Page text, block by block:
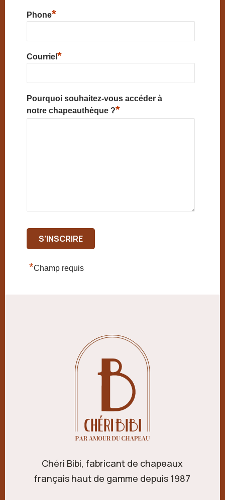
Phone*
Courriel *
Pourquoi souhaitez-vous accéder à
notre chapeauthèque ?*
*Champ requis
Chéri Bibi, fabricant de chapeaux
français haut de gamme depuis 1987